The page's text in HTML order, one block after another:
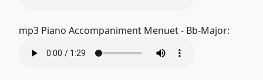
mp3 Piano Accompaniment Menuet - Bb-Major: